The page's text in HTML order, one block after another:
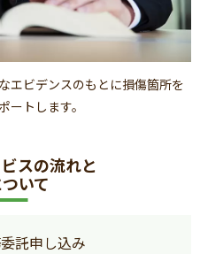
エビデンスのもとに損傷箇所を
トします。
スの流れと
いて
託申し込み